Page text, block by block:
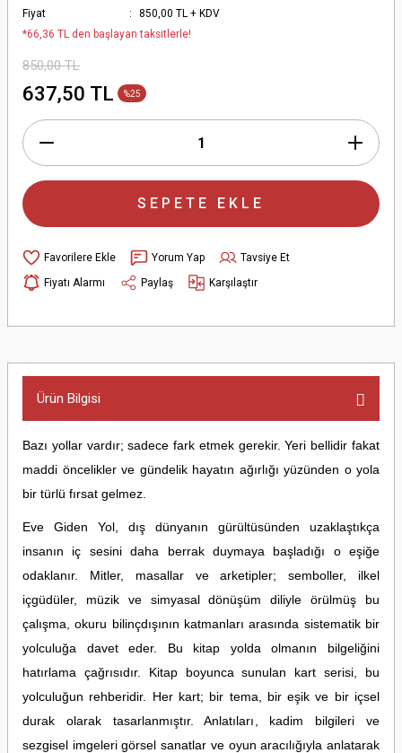
Fiyat
850,00 TL + KDV
*66,36 TL den başlayan taksitlerle!
850,00 TL
637,50 TL %25
SEPETE EKLE
Yorum Yap
Tavsiye Et
Fiyatı Alarmı
Paylaş Karşılaştır
Ürün Bilgisi
Bazı yollar vardır; sadece fark etmek gerekir. Yeri bellidir fakat
maddi öncelikler ve gündelik hayatın ağırlığı yüzünden o yola
bir türlü fırsat gelmez.
Eve Giden Yol, dış dünyanın gürültüsünden uzaklaştıkça
insanın iç sesini daha berrak duymaya başladığı o eşiğe
odaklanır. Mitler, masallar ve arketipler; semboller, ilkel
içgüdüler, müzik ve simyasal dönüşüm diliyle örülmüş bu
çalışma, okuru bilinçdışının katmanları arasında sistematik bir
yolculuğa davet eder. Bu kitap yolda olmanın bilgeliğini
hatırlama çağrısıdır. Kitap boyunca sunulan kart serisi, bu
yolculuğun rehberidir. Her kart; bir tema, bir eşik ve bir içsel
durak olarak tasarlanmıştır. Anlatıları, kadim bilgileri ve
sezgisel imgeleri görsel sanatlar ve oyun aracılığıyla anlatarak